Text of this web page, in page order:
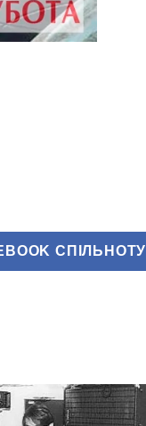
СПІЛЬНОТУ